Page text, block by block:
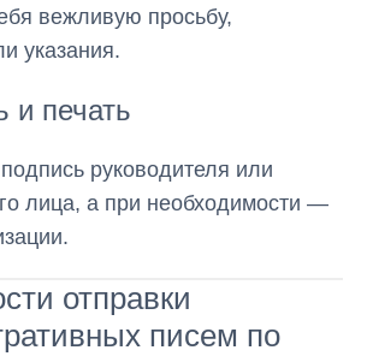
вежливую просьбу,
указания.
и печать
руководителя или
лица, а при необходимости —
отправки
писем по